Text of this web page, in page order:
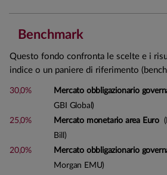
Benchmark
Questo fondo confronta le scelte e i
indice o un paniere di riferimento
30,0% Mercato obbligazionario
GBI Global)
25,0%
Mercato monetario area Euro
Bill)
20,0%
Mercato obbligazionario
Morgan EMU)